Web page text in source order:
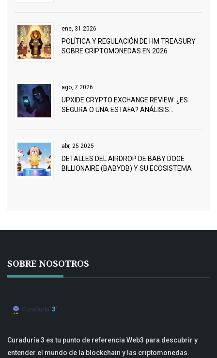
ene, 31 2026
POLÍTICA Y REGULACIÓN DE HM TREASURY
SOBRE CRIPTOMONEDAS EN 2026
ago, 7 2026
UPXIDE CRYPTO EXCHANGE REVIEW: ¿ES
SEGURA O UNA ESTAFA? ANÁLISIS
abr, 25 2025
DETALLES DEL AIRDROP DE BABY DOGE
BILLIONAIRE (BABYDB) Y SU ECOSISTEMA
SOBRE NOSOTROS
Curaduría 3 es tu punto de referencia Web3 para descubrir y
entender el mundo de la blockchain y las criptomonedas.